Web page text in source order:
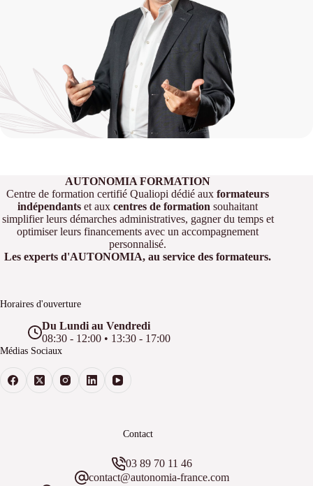
AUTONOMIA FORMATION
Centre de formation certifié Qualiopi dédié auxformateurs
indépendantset auxcentres de formationsouhaitant
simplifier leurs démarches administratives, gagner du temps et
optimiser leurs financements avec un accompagnement
personnalisé.
Les experts d'AUTONOMIA, au service des formateurs.
Horaires d'ouverture
Du Lundi au Vendredi
08:30 - 12:00 • 13:30 - 17:00
Médias Sociaux
Contact
03 89 70 11 46
contact@autonomia-france.com